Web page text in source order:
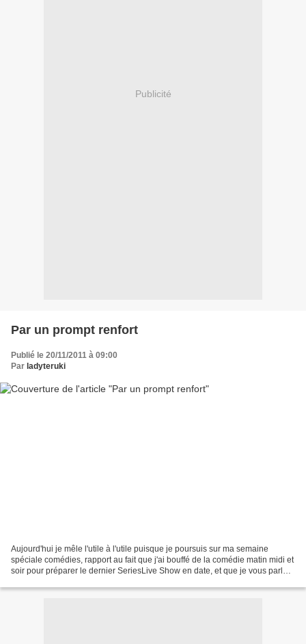
Publicité
Par un prompt renfort
Publié le 20/11/2011 à 09:00
Par ladyteruki
Aujourd'hui je mêle l'utile à l'utile puisque je poursuis sur ma semaine
spéciale comédies, rapport au fait que j'ai bouffé de la comédie matin midi et
soir pour préparer le dernier SeriesLive Show en date, et que je vous parle